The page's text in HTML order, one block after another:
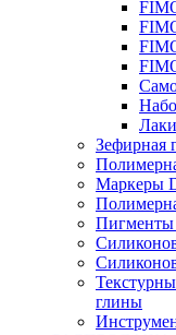
Зефирная
Маркеры
Пигменты
глины